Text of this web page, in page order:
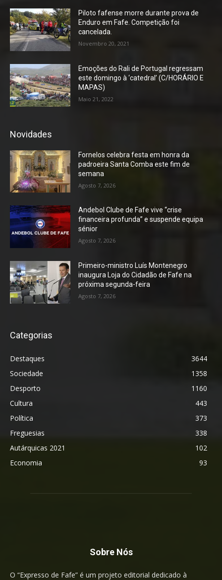
Piloto fafense morre durante prova de
Enduro em Fafe. Competição foi
cancelada.
Novembro 20, 2021
Emoções do Rali de Portugal regressam
este domingo à ‘catedral’ (C/HORÁRIO E
MAPAS)
Maio 21, 2022
Novidades
Fornelos celebra festa em honra da
padroeira Santa Comba este fim de
semana
Agosto 7, 2026
Andebol Clube de Fafe vive “crise
financeira profunda” e suspende equipa
sénior
Agosto 7, 2026
Primeiro-ministro Luís Montenegro
inaugura Loja do Cidadão de Fafe na
próxima segunda-feira
Agosto 7, 2026
Categorias
Destaques
3644
Sociedade
1358
Desporto
1160
Cultura
443
Política
373
Freguesias
338
Autárquicas 2021
102
Economia
93
Sobre Nós
O “Expresso de Fafe” é um projeto editorial dedicado à